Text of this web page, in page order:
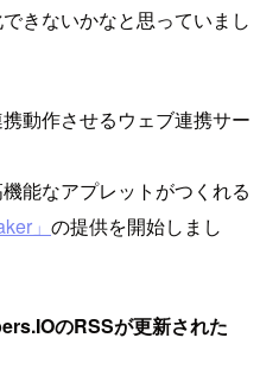
きないかなと思っていまし
動作させるウェブ連携サー
能なアプレットがつくれる
」 の提供を開始しまし
のRSSが更新された